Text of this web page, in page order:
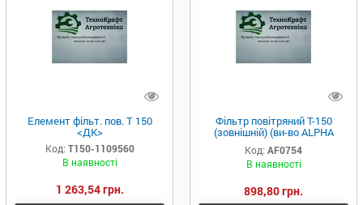
Елемент фільт. пов. Т 150
<ДК>
Код: Т150-1109560
В наявності
1 263,54 грн.
Фільтр повітряний Т-150
(зовнішній) (ви-во ALPHA
FILTER)
Код: AF0754
В наявності
898,80 грн.